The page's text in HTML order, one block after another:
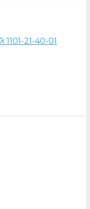
21-40-01